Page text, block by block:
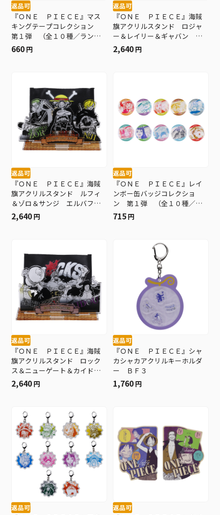
返品可
『ＯＮＥ ＰＩＥＣＥ』マス
キングテープコレクション
第１弾 （全１０種／ランダ
ム１種入り） ＢＦ３
660 円
返品可
『ＯＮＥ ＰＩＥＣＥ』海賊
旗アクリルスタンド ロジャ
ー＆レイリー＆ギャバン Ｂ
Ｆ３
2,640 円
返品可
『ＯＮＥ ＰＩＥＣＥ』海賊
旗アクリルスタンド ルフィ
＆ゾロ＆サンジ エルバフＶ
ｅｒ． ＢＦ３
2,640 円
返品可
『ＯＮＥ ＰＩＥＣＥ』レイ
ンボー缶バッジコレクショ
ン 第１弾 （全１０種／ラ
ンダム１種入り） ＢＦ３
715 円
返品可
『ＯＮＥ ＰＩＥＣＥ』海賊
旗アクリルスタンド ロック
ス＆ニューゲート＆カイド
ウ ＢＦ３
2,640 円
返品可
『ＯＮＥ ＰＩＥＣＥ』シャ
カシャカアクリルキーホルダ
ー ＢＦ３
1,760 円
返品可 返品可